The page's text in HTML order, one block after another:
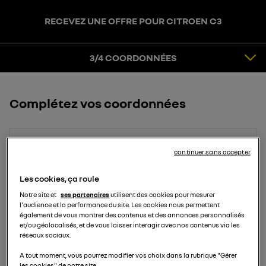
RECEVEZ UNE OFFRE POUR CITROEN C3
3/4 COORDONNÉES
COORDONNÉES
CONFIRMATION
Complétez vos coordonnées
Nom
Email
Les cookies, ça roule
Notre site et ses partenairesutilisent des cookies pour mesurer
l'audience et la performance du site. Les cookies nous permettent
également de vous montrer des contenus et des annonces personnalisés
et/ou géolocalisés, et de vous laisser interagir avec nos contenus via les
réseaux sociaux.
A tout moment, vous pourrez modifier vos choix dans la rubrique "Gérer
continuer sans accepter